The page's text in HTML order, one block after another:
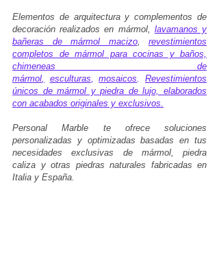
Elementos de arquitectura y complementos de
decoración realizados en mármol, lavamanos y
bañeras de mármol macizo, revestimientos
completos de mármol para cocinas y baños,
chimeneas de
mármol, esculturas,mosaicos.Revestimientos
únicos de mármol y piedra de lujo, elaborados
con acabados originales y exclusivos.
Personal Marble te ofrece soluciones
personalizadas y optimizadas basadas en tus
necesidades exclusivas de mármol, piedra
caliza y otras piedras naturales fabricadas en
Italia y España.